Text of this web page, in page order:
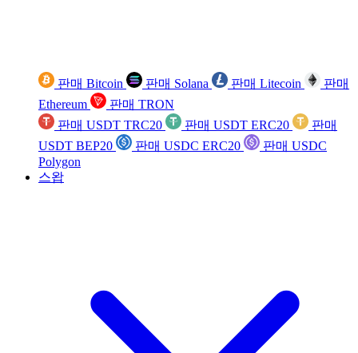
판매 Bitcoin 판매 Solana 판매 Litecoin
판매
Ethereum
판매 TRON
판매 USDT TRC20
판매 USDT ERC20
판매
USDT BEP20
판매 USDC ERC20
판매 USDC
Polygon
스왑